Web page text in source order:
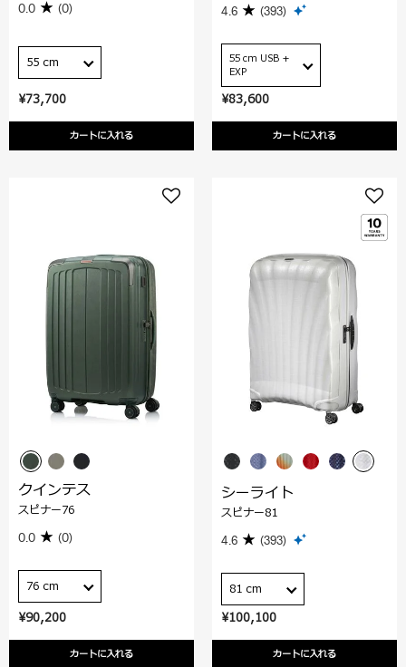
¥73,700
カートに入れる
0.0 (0)
55 cm
¥83,600
カートに入れる
4.6 (393)
55 cm USB +
EXP
¥90,200
カートに入れる
クインテス
スピナー76
0.0 (0)
76 cm
¥100,100
カートに入れる
シーライト
スピナー81
4.6 (393)
81 cm